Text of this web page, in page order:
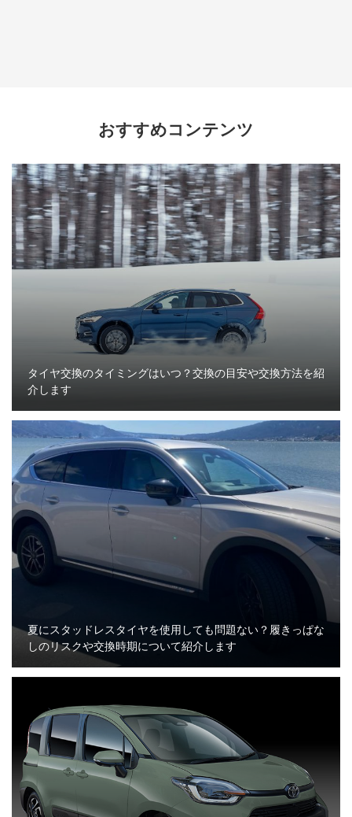
おすすめコンテンツ
タイヤ交換のタイミングはいつ？交換の目安や交換方法を紹
介します
夏にスタッドレスタイヤを使用しても問題ない？履きっぱな
しのリスクや交換時期について紹介します